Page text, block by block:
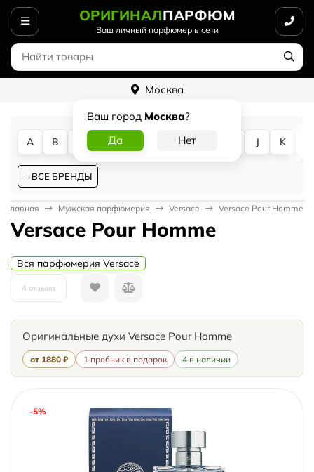
ОРИГИНАЛПАРФЮМ
Ваш личный парфюмер в сети
Москва
Ваш город Москва?
A B D G J K
ВСЕ БРЕНДЫ
Главная Мужская парфюмерия Versace Versace Pour Homme
Versace Pour Homme
Вся парфюмерия Versace
4 отзыва
Оригинальные духи Versace Pour Homme
от 1880 ₽ 1 пробник в подарок 4 в наличии
-5%